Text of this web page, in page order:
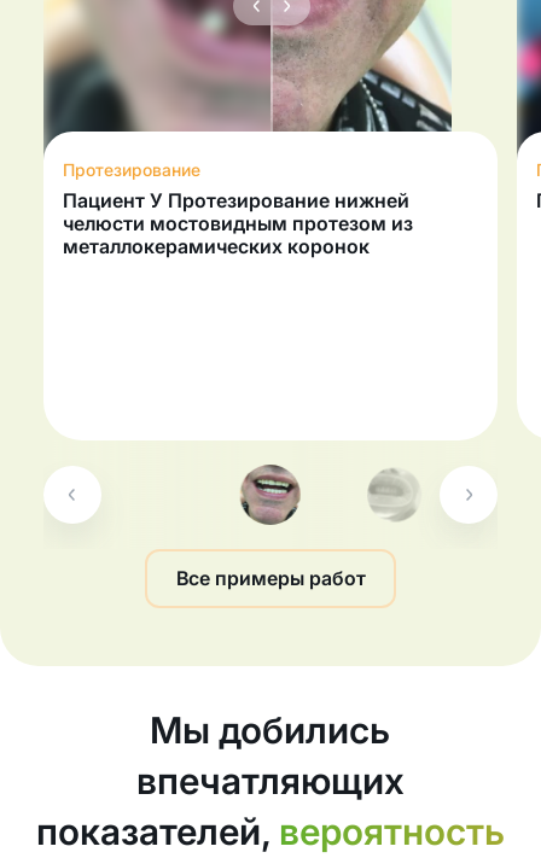
Протезирование
Пациент У Протезирование нижней
челюсти мостовидным протезом из
металлокерамических коронок
Все примеры работ
Мы добились
впечатляющих
показателей, вероятность